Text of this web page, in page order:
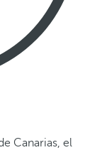
Canarias, el